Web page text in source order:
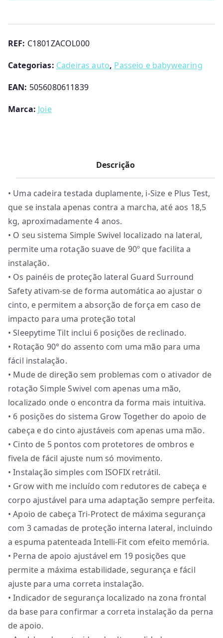
Joie
REF: C1801ZACOL000
Categorias: Cadeiras auto, Passeio e babywearing
EAN: 5056080611839
Marca: Joie
Descrição
• Uma cadeira testada duplamente, i-Size e Plus Test,
que se instala apenas contra a marcha, até aos 18,5
kg, aproximadamente 4 anos.
• O seu sistema Simple Swivel localizado na lateral,
permite uma rotação suave de 90º que facilita a
instalação.
• Os painéis de proteção lateral Guard Surround
Safety ativam-se de forma automática ao ajustar o
cinto, e permitem a absorção de força em caso de
impacto para uma proteção total
• Sleepytime Tilt inclui 6 posições de reclinado.
• Rotação 90° do assento com uma mão para uma
fácil instalação.
• Mude de direção sem problemas com o ativador de
rotação Simple Swivel com apenas uma mão,
localizado onde o encontra da forma mais intuitiva.
• 6 posições do sistema Grow Together do apoio de
cabeça e do cinto ajustáveis com apenas uma mão.
• Cinto de 5 pontos com protetores de ombros e
fivela de fácil ajuste num só movimento.
• Instalação simples com ISOFIX retrátil.
• Grow with me incluído com redutores de cabeça e
corpo ajustável para uma adaptação sempre perfeita.
• Apoio de cabeça Tri-Protect de máxima segurança
com 3 camadas de proteção interna lateral, incluindo
a espuma patenteada Intelli-Fit com efeito memória.
• Perna de apoio ajustável em 19 posições que
permite a máxima estabilidade, segurança e fácil
ajuste para uma correta instalação.
• Indicador de segurança localizado na zona frontal
da base para confirmar a correta instalação da perna
de apoio.